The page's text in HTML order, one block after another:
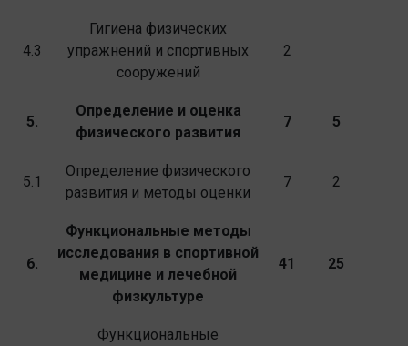
4.3
Гигиена физических
упражнений и спортив­ных
сооружений
2
5.
Определение и оценка
физического развития
7 5
5.1
Определение физического
развития и методы оценки
7 2
6.
Функциональные методы
исследования в спортивной
медицине и лечебной
физкультуре
41 25
Функциональные